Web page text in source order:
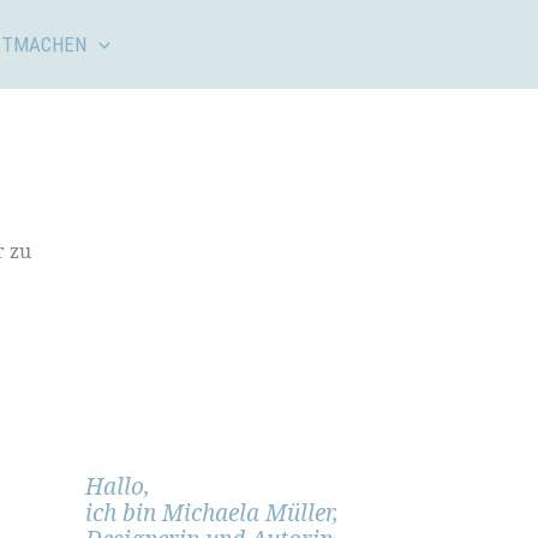
zu
Hallo,
ich bin Michaela Müller,